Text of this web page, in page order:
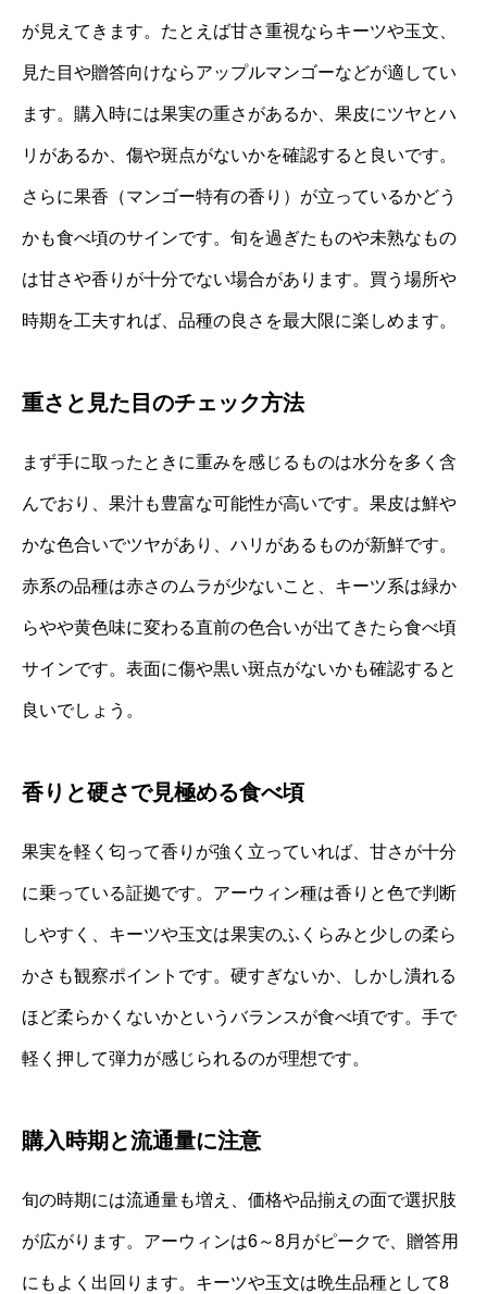
が見えてきます。たとえば甘さ重視ならキーツや玉文、
見た目や贈答向けならアップルマンゴーなどが適してい
ます。購入時には果実の重さがあるか、果皮にツヤとハ
リがあるか、傷や斑点がないかを確認すると良いです。
さらに果香（マンゴー特有の香り）が立っているかどう
かも食べ頃のサインです。旬を過ぎたものや未熟なもの
は甘さや香りが十分でない場合があります。買う場所や
時期を工夫すれば、品種の良さを最大限に楽しめます。
重さと見た目のチェック方法
まず手に取ったときに重みを感じるものは水分を多く含
んでおり、果汁も豊富な可能性が高いです。果皮は鮮や
かな色合いでツヤがあり、ハリがあるものが新鮮です。
赤系の品種は赤さのムラが少ないこと、キーツ系は緑か
らやや黄色味に変わる直前の色合いが出てきたら食べ頃
サインです。表面に傷や黒い斑点がないかも確認すると
良いでしょう。
香りと硬さで見極める食べ頃
果実を軽く匂って香りが強く立っていれば、甘さが十分
に乗っている証拠です。アーウィン種は香りと色で判断
しやすく、キーツや玉文は果実のふくらみと少しの柔ら
かさも観察ポイントです。硬すぎないか、しかし潰れる
ほど柔らかくないかというバランスが食べ頃です。手で
軽く押して弾力が感じられるのが理想です。
購入時期と流通量に注意
旬の時期には流通量も増え、価格や品揃えの面で選択肢
が広がります。アーウィンは6～8月がピークで、贈答用
にもよく出回ります。キーツや玉文は晩生品種として8